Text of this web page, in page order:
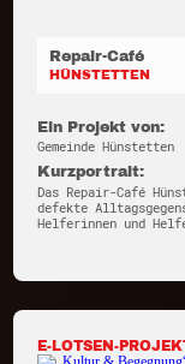
Repair-Café
HÜNSTETTEN
Ein Projekt von:
Gemeinde Hünstetten
Kurzportrait:
Das Repair-Café
defekte
Helferinnen und
E-LOTSEN-